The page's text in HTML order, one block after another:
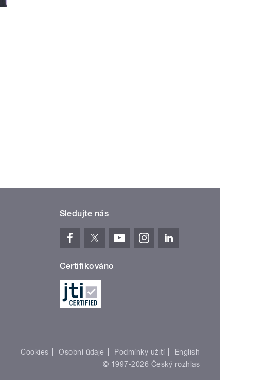
Sledujte nás
Certifikováno
Cookies Osobní údaje Podmínky užití
English
© 1997-2026 Český rozhlas